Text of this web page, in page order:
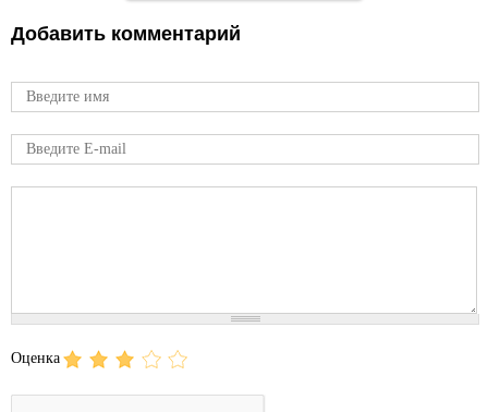
Добавить комментарий
Имя
E-mail
Оценка